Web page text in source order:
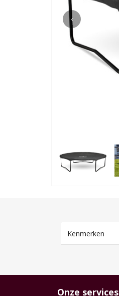
‹
Kenmerken
Onze services